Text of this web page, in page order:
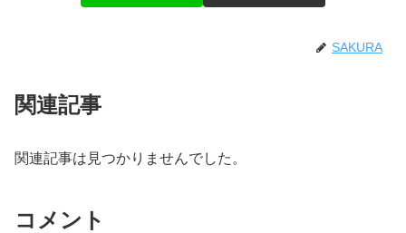
SAKURA
関連記事
関連記事は見つかりませんでした。
コメント